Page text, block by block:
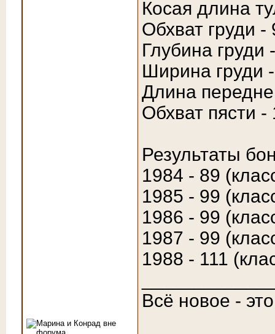
Косая длина
Обхват груди -
Глубина груди
Ширина груди
Длина
Обхват пясти -
Результаты
1984 - 89
1985 - 99
1986 - 99
1987 - 99
1988 - 111
Всё новое -